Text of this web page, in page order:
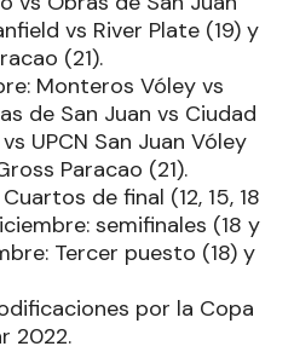
vs River Plate (19) y
(21).
Monteros Vóley vs
de San Juan vs Ciudad
UPCN San Juan Vóley
Paracao (21).
de final (12, 15, 18
semifinales (18 y
Tercer puesto (18) y
por la Copa
2022.